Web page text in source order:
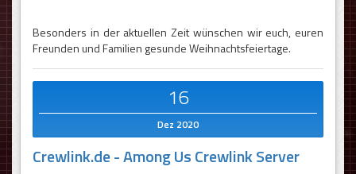
Besonders in der aktuellen Zeit wünschen wir euch, euren
Freunden und Familien gesunde Weihnachtsfeiertage.
16
Dez 2020
Crewlink.de - Among Us Crewlink Server